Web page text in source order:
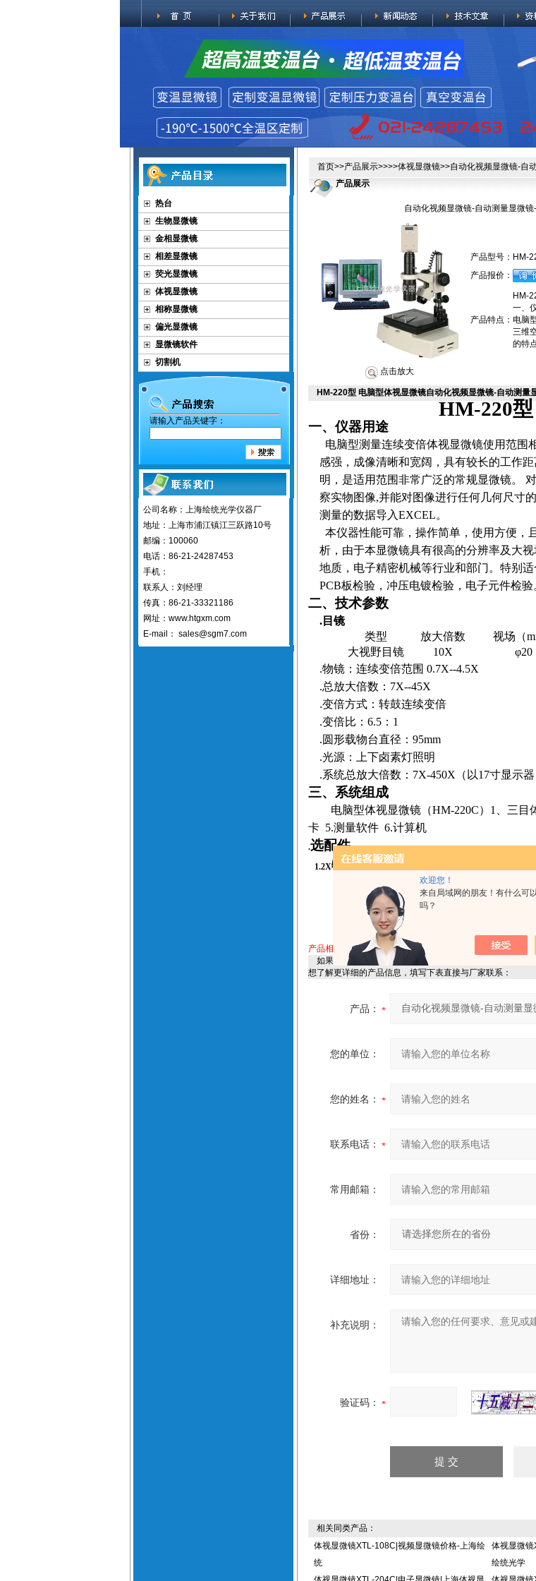
欢迎您！
来自局域网的朋友！有什么可
吗？
热台
生物显微镜
金相显微镜
相差显微镜
荧光显微镜
体视显微镜
相称显微镜
偏光显微镜
显微镜软件
切割机
请输入产品关键字：
公司名称：上海绘统光学仪器厂
地址：上海市浦江镇江三跃路10号
邮编：100060
电话：86-21-24287453
手机：
联系人：刘经理
传真：86-21-33321186
网址：www.htgxm.com
E-mail： sales@sgm7.com
首页>>产品展示>>>>体视显微镜>>自动化视频显微镜-自
产品展示
自动化视频显微镜-自动测量显微
点击放大
产品型号： HM-
产品报价：
产品特点：
HM-
一、
电脑
三维
的特
HM-220型 电脑型体视显微镜自动化视频显微镜-自动测
HM-220型
一、仪器用途
电脑型测量连续变倍体视显微镜使用范围
感强，成像清晰和宽阔，具有较长的工作
明，是适用范围非常广泛的常规显微镜。
察实物图像,并能对图像进行任何几何尺寸
测量的数据导入EXCEL。
本仪器性能可靠，操作简单，使用方便，
析，由于本显微镜具有很高的分辨率及大
地质，电子精密机械等行业和部门。特别适
PCB板检验，冲压电镀检验，电子元件检验
二、技术参数
.目镜
类型
放大倍数 视场（
大视野目镜
10X
φ20
.物镜：连续变倍范围 0.7X--4.5X
.总放大倍数： 7X--45X
.变倍方式：转鼓连续变倍
.变倍比： 6.5： 1
.圆形载物台直径： 95mm
.光源：上下卤素灯照明
.系统总放大倍数： 7X-450X （以17寸显示器
三、系统组成
电脑型体视显微镜（HM-220C） 1 、三目
卡 5.测量软件 6.计算机
.选配件
1.2X物镜 测量软件
产品相关关键字：HM-220型 电脑型体视显微镜 电脑型测量
如果你对
HM-220型 电脑型体视显微镜自动化视频显微镜
想了解更详细的产品信息，填写下表直接与厂家联系：
产品：
您的单位：
您的姓名：
联系电话：
常用邮箱：
省份：
详细地址：
补充说明：
验证码：
相关同类产品：
体视显微镜XTL-108C|视频显微镜价格-上海绘
统
体视显微
绘统光学